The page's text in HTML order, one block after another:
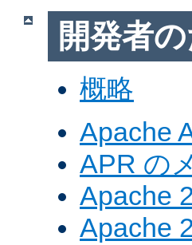
開発者
概略
Apache
APR の
Apache
Apache